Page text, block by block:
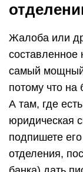
Жалоба или
составленное
самый мощный
потому что на
А там, где
юридическая
подпишете
отделения,